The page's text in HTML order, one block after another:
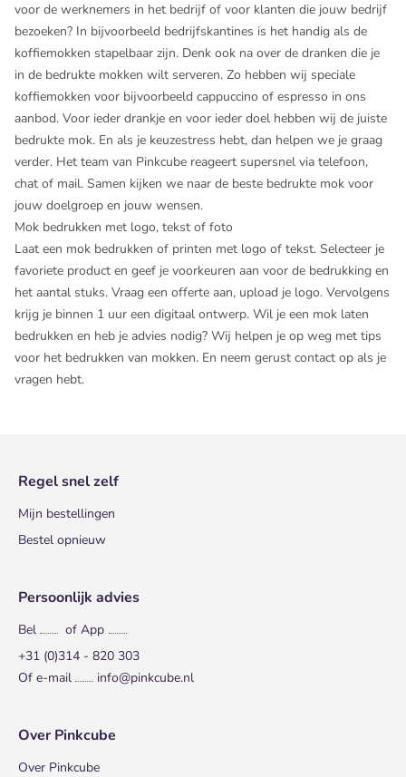
voor de werknemers in het bedrijf of voor klanten die jouw bedrijf
bezoeken? In bijvoorbeeld bedrijfskantines is het handig als de
koffiemokken stapelbaar zijn. Denk ook na over de dranken die je
in de bedrukte mokken wilt serveren. Zo hebben wij speciale
koffiemokken voor bijvoorbeeld cappuccino of espresso in ons
aanbod. Voor ieder drankje en voor ieder doel hebben wij de juiste
bedrukte mok. En als je keuzestress hebt, dan helpen we je graag
verder. Het team van Pinkcube reageert supersnel via telefoon,
chat of mail. Samen kijken we naar de beste bedrukte mok voor
jouw doelgroep en jouw wensen.
Mok bedrukken met logo, tekst of foto
Laat een mok bedrukken of printen met logo of tekst. Selecteer je
favoriete product en geef je voorkeuren aan voor de bedrukking en
het aantal stuks. Vraag een offerte aan, upload je logo. Vervolgens
krijg je binnen 1 uur een digitaal ontwerp. Wil je een mok laten
bedrukken en heb je advies nodig? Wij helpen je op weg met tips
voor het bedrukken van mokken. En neem gerust contact op als je
vragen hebt.
Regel snel zelf
Mijn bestellingen
Bestel opnieuw
Persoonlijk advies
Bel
of App
+31 (0)314 - 820 303
Of e-mail
info@pinkcube.nl
Over Pinkcube
Over Pinkcube